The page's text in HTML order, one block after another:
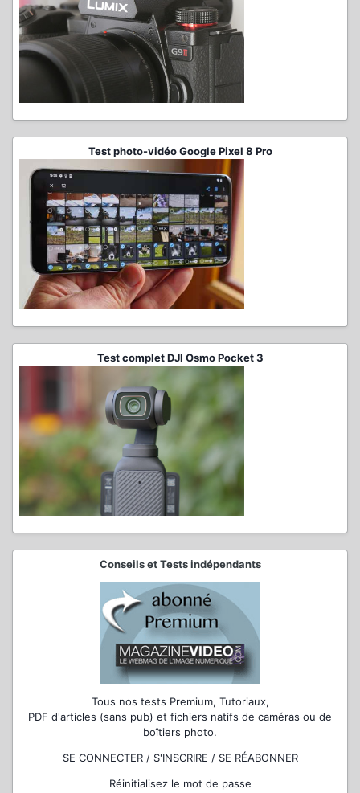
Test photo-vidéo Google Pixel 8 Pro
Test complet DJI Osmo Pocket 3
Conseils et Tests indépendants
Tous nos tests Premium, Tutoriaux,
PDF d'articles (sans pub) et fichiers natifs de caméras ou de
boîtiers photo.
SE CONNECTER / S'INSCRIRE / SE RÉABONNER
Réinitialisez le mot de passe